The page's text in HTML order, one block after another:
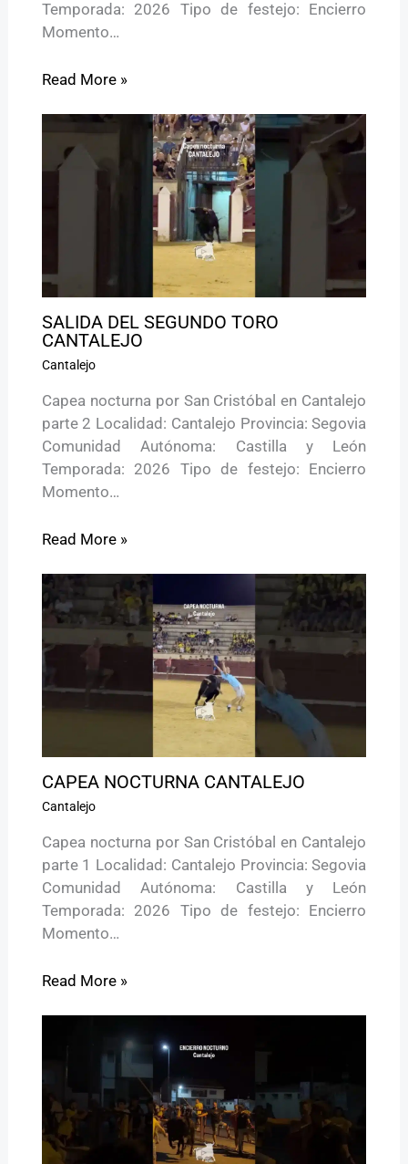
Temporada: 2026 Tipo de festejo: Encierro
Momento…
Read More »
SALIDA DEL SEGUNDO TORO
CANTALEJO
Cantalejo
Capea nocturna por San Cristóbal en Cantalejo
parte 2 Localidad: Cantalejo Provincia: Segovia
Comunidad Autónoma: Castilla y León
Temporada: 2026 Tipo de festejo: Encierro
Momento…
Read More »
CAPEA NOCTURNA CANTALEJO
Cantalejo
Capea nocturna por San Cristóbal en Cantalejo
parte 1 Localidad: Cantalejo Provincia: Segovia
Comunidad Autónoma: Castilla y León
Temporada: 2026 Tipo de festejo: Encierro
Momento…
Read More »